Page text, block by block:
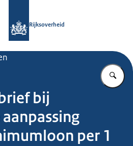
Rijksoverheid
bij
per 1